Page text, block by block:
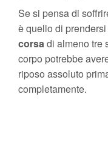
Se si pensa di
è quello di
corsadi almeno tre
corpo potrebbe
riposo assoluto
completamente.